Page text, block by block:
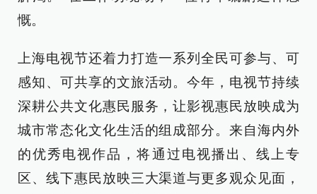
慨。
上海电视节还着力打造一系列全民可参与、可
感知、可共享的文旅活动。今年，电视节持续
深耕公共文化惠民服务，让影视惠民放映成为
城市常态化文化生活的组成部分。来自海内外
的优秀电视作品，将通过电视播出、线上专
区、线下惠民放映三大渠道与更多观众见面，